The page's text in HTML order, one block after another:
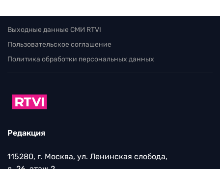
Выходные данные СМИ RTVI
Пользовательское соглашение
Политика обработки персональных данных
Редакция
115280, г. Москва, ул. Ленинская слобода,